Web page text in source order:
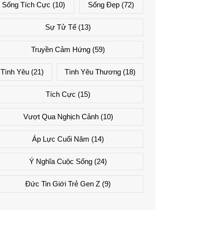
Sống Tích Cực (10) Sống Đẹp (72)
Sự Tử Tế (13)
Truyền Cảm Hứng (59)
Tình Yêu (21) Tình Yêu Thương(18)
Tích Cực (15)
Vượt Qua Nghịch Cảnh(10)
Áp Lực Cuối Năm (14)
Ý Nghĩa Cuộc Sống (24)
Đức Tin Giới Trẻ Gen Z (9)